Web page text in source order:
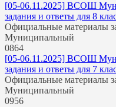
[05-06.11.2025] ВСОШ
задания и ответы для 8
Официальные материалы
Муниципальный
0864
[05-06.11.2025] ВСОШ
задания и ответы для 7
Официальные материалы
Муниципальный
0956